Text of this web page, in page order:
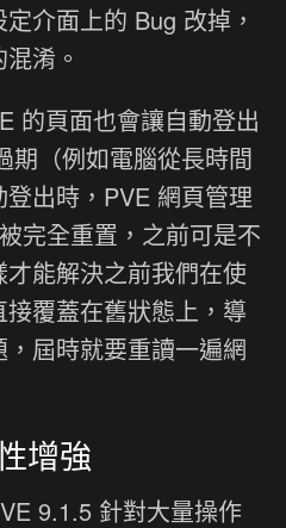
介面上的 Bug 改掉，
淆。
的頁面也會讓自動登出
期（例如電腦從長時間
出時，PVE 網頁管理
完全重置，之前可是不
能解決之前我們在使
覆蓋在舊狀態上，導
屆時就要重讀一遍網
增強
9.1.5 針對大量操作